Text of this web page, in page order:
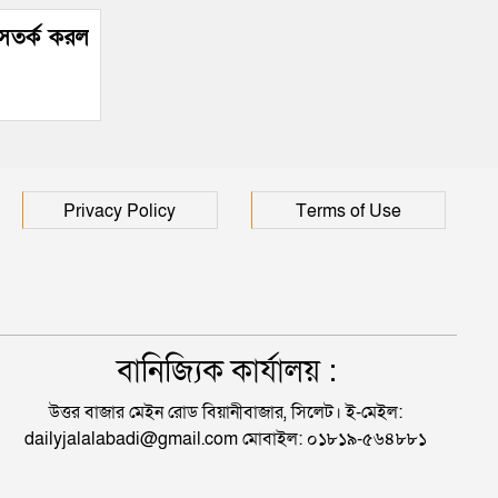
করল
Privacy Policy Terms of Use
বানিজ্যিক কার্যালয় :
উত্তর বাজার মেইন রোড বিয়ানীবাজার, সিলেট। ই-মেইল:
dailyjalalabadi@gmail.com মোবাইল: ০১৮১৯-৫৬৪৮৮১